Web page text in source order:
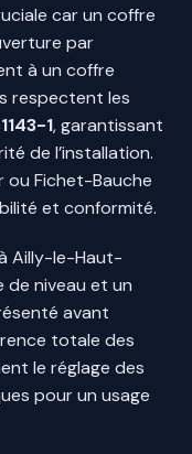
car un coffre
par
à un coffre
respectent les
1, garantissant
de l’installation.
ou Fichet-Bauche
et conformité.
Ailly-le-Haut-
niveau et un
avant
totale des
le réglage des
pour un usage